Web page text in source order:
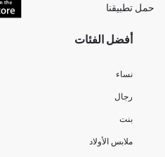
حمل تطبيقنا
أفضل الفئات
نساء
رجال
بنت
ملابس الأولاد